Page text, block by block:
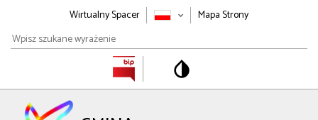
Wirtualny Spacer
Mapa Strony
Wpisz
szukane